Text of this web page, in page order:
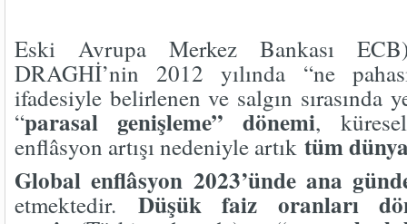
Eski Avrupa Merkez Bankası
DRAGHİ’nin 2012 yılında “ne
ifadesiyle belirlenen ve salgın sırasında
“parasal genişleme” dönemi,
enflâsyon artışı nedeniyle artık tüm
Global enflâsyon 2023’ünde ana
etmektedir.Düşük faiz oranları